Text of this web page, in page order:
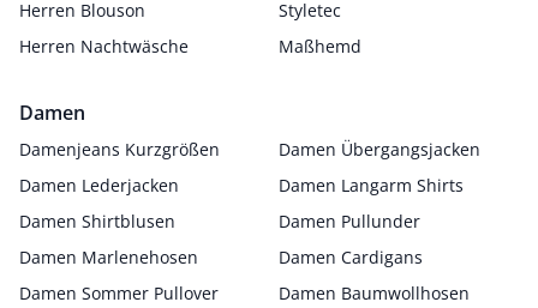
Herren Blouson
Styletec
Herren Nachtwäsche
Maßhemd
Damen
Damenjeans Kurzgrößen
Damen Übergangsjacken
Damen Lederjacken
Damen Langarm Shirts
Damen Shirtblusen
Damen Pullunder
Damen Marlenehosen
Damen Cardigans
Damen Sommer Pullover
Damen Baumwollhosen